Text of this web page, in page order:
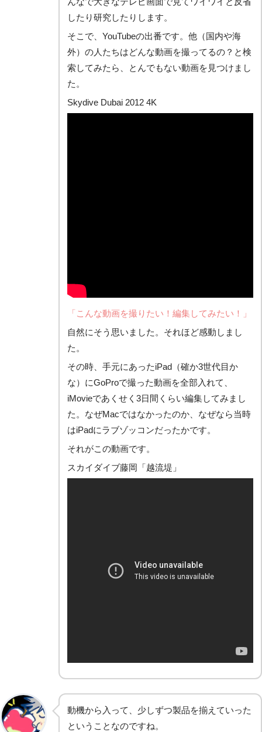
したり研究したりします。
そこで、YouTubeの出番です。他（国内や海
外）の人たちはどんな動画を撮ってるの？と検
索してみたら、とんでもない動画を見つけまし
た。
Skydive Dubai 2012 4K
「こんな動画を撮りたい！編集してみたい！」
自然にそう思いました。それほど感動しまし
た。
その時、手元にあったiPad（確か3世代目か
な）にGoProで撮った動画を全部入れて、
iMovieであくせく3日間くらい編集してみまし
た。なぜMacではなかったのか、なぜなら当時
はiPadにラブゾッコンだったかです。
それがこの動画です。
スカイダイブ藤岡「越流堤」
動機から入って、少しずつ製品を揃えていった
ということなのですね。